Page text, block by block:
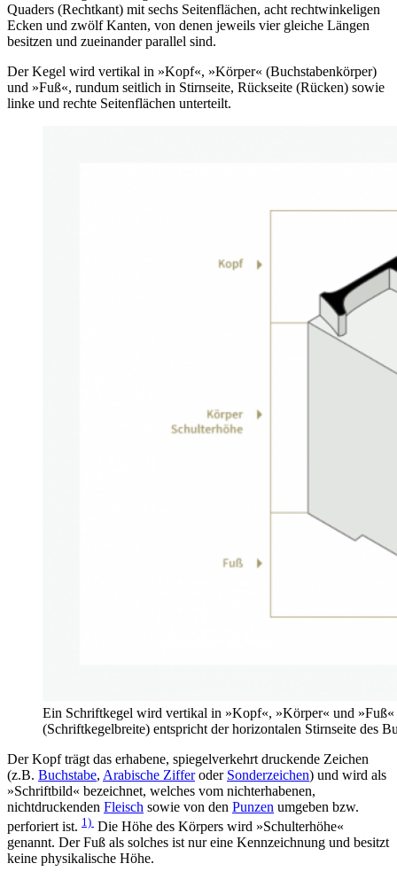
Quaders (Rechtkant) mit sechs Seitenflächen, acht rechtwinkeligen
Ecken und zwölf Kanten, von denen jeweils vier gleiche Längen
besitzen und zueinander parallel sind.
Der Kegel wird vertikal in »Kopf«, »Körper« (Buchstabenkörper)
und »Fuß«, rundum seitlich in Stirnseite, Rückseite (Rücken) sowie
linke und rechte Seitenflächen unterteilt.
Ein Schriftkegel wird vertikal in »Kopf«, »Körper« und
(Schriftkegelbreite) entspricht der horizontalen Stirnseite des
Der Kopf trägt das erhabene, spiegelverkehrt druckende Zeichen
(z.B. Buchstabe, Arabische Zifferoder Sonderzeichen) und wird als
»Schriftbild« bezeichnet, welches vom nichterhabenen,
nichtdruckenden Fleisch sowie von den Punzen umgeben bzw.
perforiert ist. 1) Die Höhe des Körpers wird »Schulterhöhe«
genannt. Der Fuß als solches ist nur eine Kennzeichnung und besitzt
keine physikalische Höhe.